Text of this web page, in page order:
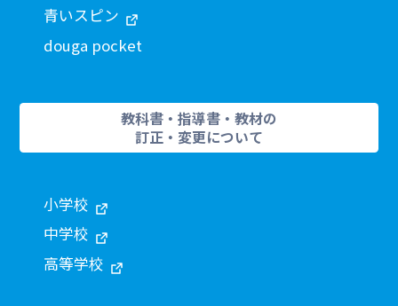
青いスピン
douga pocket
教科書・指導書・教材の
訂正・変更について
小学校
中学校
高等学校